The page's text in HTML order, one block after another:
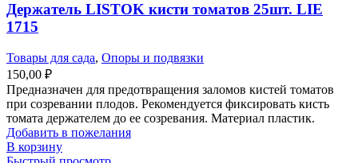
Держатель LISTOK кисти томатов 25шт. LIE
1715
Товары для сада, Опоры и подвязки
150,00 ₽
Предназначен для предотвращения заломов кистей томатов
при созревании плодов. Рекомендуется фиксировать кисть
томата держателем до ее созревания. Материал пластик.
Добавить в пожелания
В корзину